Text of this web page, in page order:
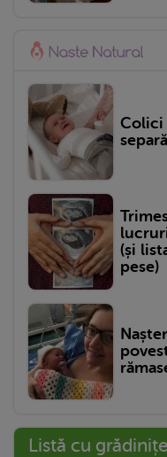
Colici
(și
pese)
Listă cu grădinițe